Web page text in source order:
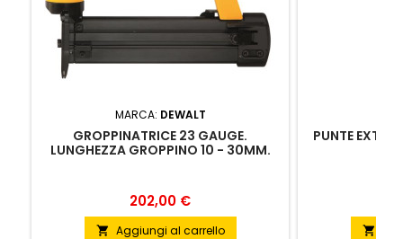
MARCA: DEWALT
GROPPINATRICE 23 GAUGE.
LUNGHEZZA GROPPINO 10 - 30MM.
Prezzo
202,00 €
 Aggiungi al carrello
PUNTE
